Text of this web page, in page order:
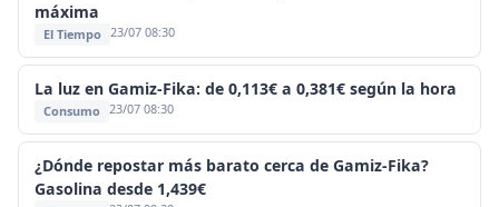
máxima
El Tiempo 23/07 08:30
La luz en Gamiz-Fika: de 0,113€ a 0,381€ según la hora
Consumo 23/07 08:30
¿Dónde repostar más barato cerca de Gamiz-Fika?
Gasolina desde 1,439€